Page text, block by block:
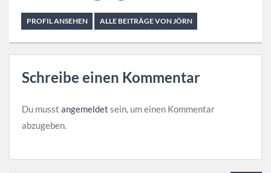
PROFIL ANSEHEN ALLE BEITRÄGE VON JÖRN
Schreibe einen Kommentar
Du musst angemeldet sein, um einen Kommentar
abzugeben.